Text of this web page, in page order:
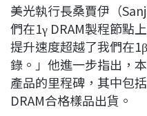
美光執行長桑賈伊（
們在1γ DRAM製程節點
提升速度超越了我們在
錄。」他進一步指出，
產品的里程碑，其中包
DRAM合格樣品出貨。